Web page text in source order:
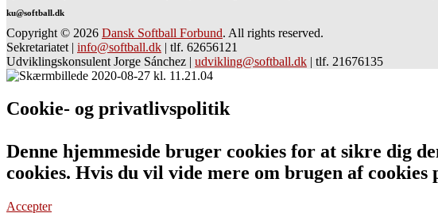
ku@softball.dk
Copyright © 2026 Dansk Softball Forbund. All rights reserved.
Sekretariatet | info@softball.dk | tlf. 62656121
Udviklingskonsulent Jorge Sánchez | udvikling@softball.dk | tlf. 21676135
Cookie- og privatlivspolitik
Denne hjemmeside bruger cookies for at sikre dig
cookies. Hvis du vil vide mere om brugen af
Accepter